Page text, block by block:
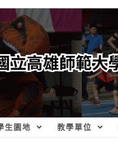
生園地 教學單位